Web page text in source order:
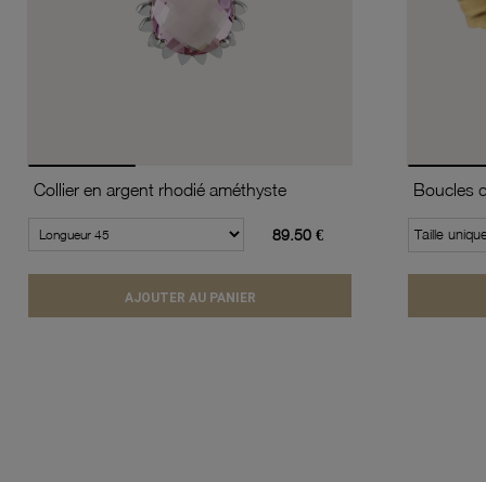
Collier en argent rhodié améthyste
89.50 €
AJOUTER AU PANIER
Taille